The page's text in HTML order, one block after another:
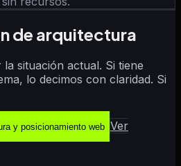
de arquitectura
situación actual. Si tiene
lo decimos con claridad. Si
y posicionamiento web Ver